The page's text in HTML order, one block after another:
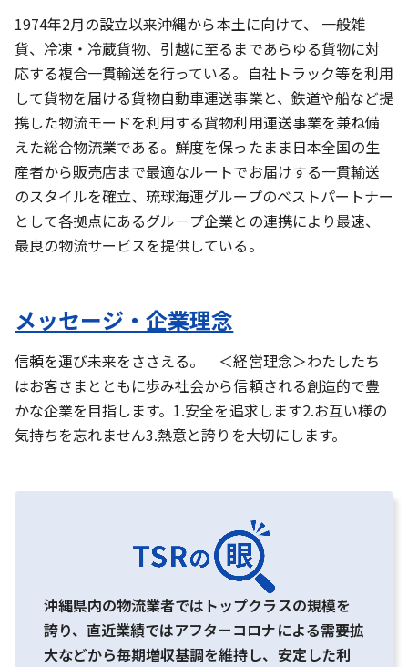
1974年2月の設立以来沖縄から本土に向けて、 一般雑
貨、冷凍・冷蔵貨物、引越に至るまであらゆる貨物に対
応する複合一貫輸送を行っている。自社トラック等を利用
して貨物を届ける貨物自動車運送事業と、鉄道や船など提
携した物流モードを利用する貨物利用運送事業を兼ね備
えた総合物流業である。鮮度を保ったまま日本全国の生
産者から販売店まで最適なルートでお届けする一貫輸送
のスタイルを確立、琉球海運グループのベストパートナー
として各拠点にあるグル－プ企業との連携により最速、
最良の物流サービスを提供している。
メッセージ・企業理念
信頼を運び未来をささえる。 ＜経営理念＞わたしたち
はお客さまとともに歩み社会から信頼される創造的で豊
かな企業を目指します。1.安全を追求します2.お互い様の
気持ちを忘れません3.熱意と誇りを大切にします。
沖縄県内の物流業者ではトップクラスの規模を
誇り、直近業績ではアフターコロナによる需要拡
大などから毎期増収基調を維持し、安定した利